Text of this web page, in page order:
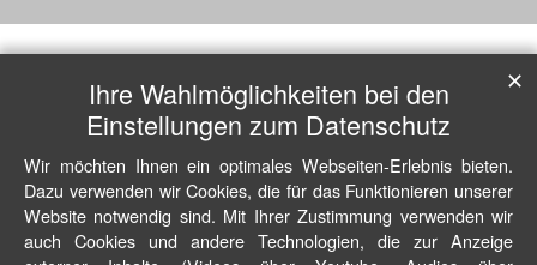
Ihre Wahlmöglichkeiten bei den
Einstellungen zum Datenschutz
Wir möchten Ihnen ein optimales Webseiten-Erlebnis bieten.
Dazu verwenden wir Cookies, die für das Funktionieren unserer
Website notwendig sind. Mit Ihrer Zustimmung verwenden wir
auch Cookies und andere Technologien, die zur Anzeige
✕